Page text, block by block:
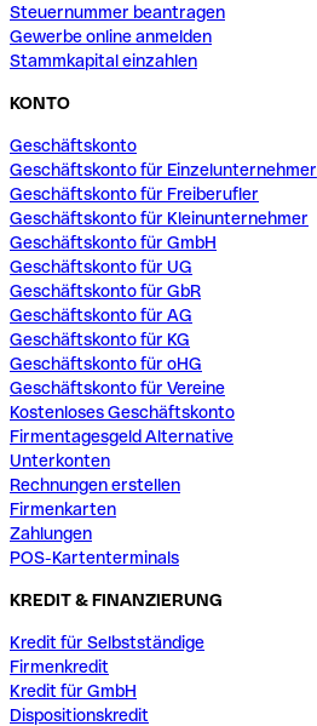
Steuernummer beantragen
Gewerbe online anmelden
Stammkapital einzahlen
KONTO
Geschäftskonto
Geschäftskonto für Einzelunternehmer
Geschäftskonto für Freiberufler
Geschäftskonto für Kleinunternehmer
Geschäftskonto für GmbH
Geschäftskonto für UG
Geschäftskonto für GbR
Geschäftskonto für AG
Geschäftskonto für KG
Geschäftskonto für oHG
Geschäftskonto für Vereine
Kostenloses Geschäftskonto
Firmentagesgeld Alternative
Unterkonten
Rechnungen erstellen
Firmenkarten
Zahlungen
POS-Kartenterminals
KREDIT & FINANZIERUNG
Kredit für Selbstständige
Firmenkredit
Kredit für GmbH
Dispositionskredit